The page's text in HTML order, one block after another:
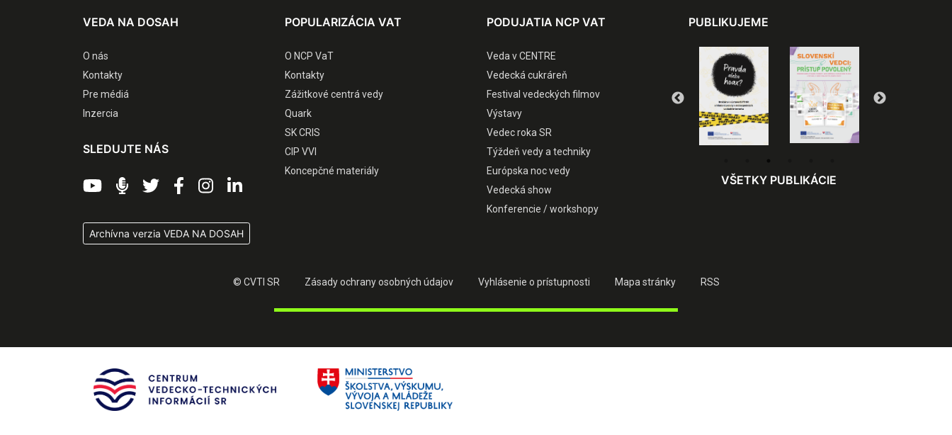
VEDA NA DOSAH
O nás
Kontakty
Pre médiá
Inzercia
SLEDUJTE NÁS
Archívna verzia VEDA NA DOSAH
POPULARIZÁCIA VAT
O NCP VaT
Kontakty
Zážitkové centrá vedy
Quark
SK CRIS
CIP VVI
Koncepčné materiály
PODUJATIA NCP VAT
Veda v CENTRE
Vedecká cukráreň
Festival vedeckých filmov
Výstavy
Vedec roka SR
Týždeň vedy a techniky
Európska noc vedy
Vedecká show
Konferencie / workshopy
PUBLIKUJEME
VŠETKY PUBLIKÁCIE
© CVTI SR Zásady ochrany osobných údajov Vyhlásenie o prístupnosti Mapa stránky RSS